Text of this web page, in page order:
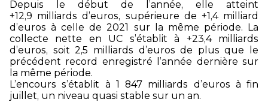
Depuis le début de l’année, elle atteint
+12,9 milliards d’euros, supérieure de +1,4 milliard
d’euros à celle de 2021 sur la même période. La
collecte nette en UC s’établit à +23,4 milliards
d’euros, soit 2,5 milliards d’euros de plus que le
précédent record enregistré l’année dernière sur
la même période.
L’encours s’établit à 1 847 milliards d’euros à fin
juillet, un niveau quasi stable sur un an.